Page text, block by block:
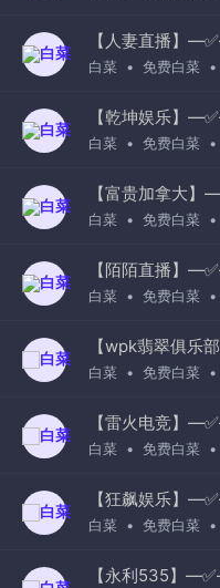
【人妻直播】
白菜 • 免费白菜 •
【乾坤娱乐】
白菜 • 免费白菜 •
【富贵加拿大
白菜 • 免费白菜 •
【陌陌直播】
白菜 • 免费白菜 •
【wpk翡翠俱乐
白菜 • 免费白菜 •
【雷火电竞】
白菜 • 免费白菜 •
【狂飙娱乐】
白菜 • 免费白菜 •
【永利535】